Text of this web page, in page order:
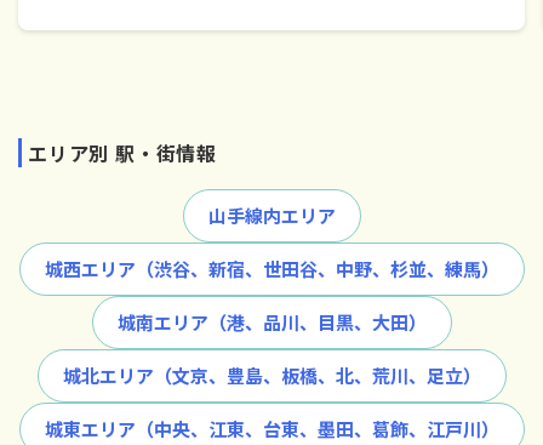
エリア別 駅・街情報
山手線内エリア
城西エリア（渋谷、新宿、世田谷、中野、杉並、練馬）
城南エリア（港、品川、目黒、大田）
城北エリア（文京、豊島、板橋、北、荒川、足立）
城東エリア（中央、江東、台東、墨田、葛飾、江戸川）